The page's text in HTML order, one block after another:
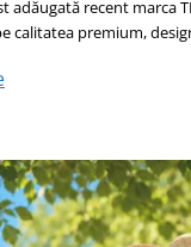
recent marca
calitatea premium,